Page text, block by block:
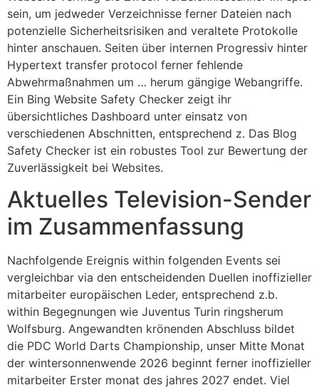
sein, um jedweder Verzeichnisse ferner Dateien nach
potenzielle Sicherheitsrisiken and veraltete Protokolle
hinter anschauen. Seiten über internen Progressiv hinter
Hypertext transfer protocol ferner fehlende
Abwehrmaßnahmen um … herum gängige Webangriffe.
Ein Bing Website Safety Checker zeigt ihr
übersichtliches Dashboard unter einsatz von
verschiedenen Abschnitten, entsprechend z. Das Blog
Safety Checker ist ein robustes Tool zur Bewertung der
Zuverlässigkeit bei Websites.
Aktuelles Television-Sender
im Zusammenfassung
Nachfolgende Ereignis within folgenden Events sei
vergleichbar via den entscheidenden Duellen inoffizieller
mitarbeiter europäischen Leder, entsprechend z.b.
within Begegnungen wie Juventus Turin ringsherum
Wolfsburg. Angewandten krönenden Abschluss bildet
die PDC World Darts Championship, unser Mitte Monat
der wintersonnenwende 2026 beginnt ferner inoffizieller
mitarbeiter Erster monat des jahres 2027 endet. Viel